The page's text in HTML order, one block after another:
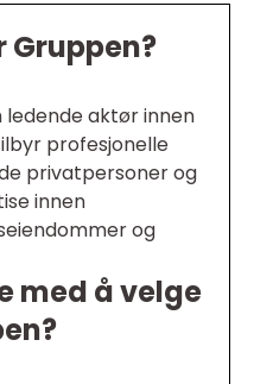
Gruppen?
aktør innen
profesjonelle
privatpersoner og
innen
og
med å velge